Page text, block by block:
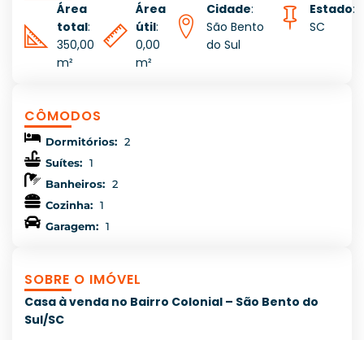
Área
total:
350,00
m²
Área
útil:
0,00
m²
Cidade:
São Bento
do Sul
Estado:
SC
CÔMODOS
Dormitórios: 2
Suítes: 1
Banheiros: 2
Cozinha: 1
Garagem: 1
SOBRE O IMÓVEL
Casa à venda no Bairro Colonial – São Bento do
Sul/SC